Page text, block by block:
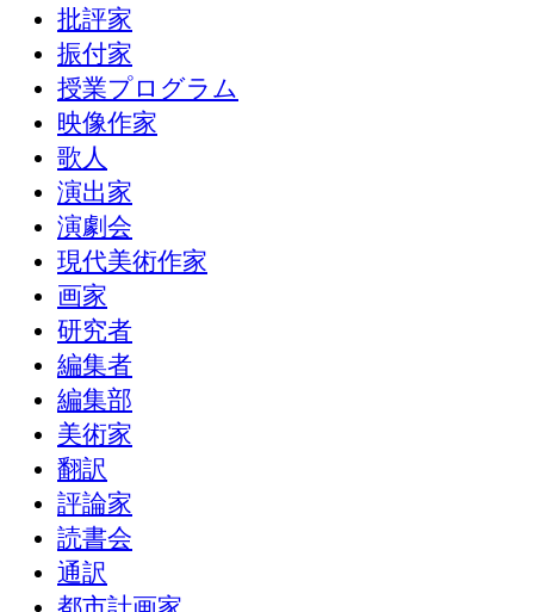
批評家
振付家
授業プログラム
映像作家
歌人
演出家
演劇会
現代美術作家
画家
研究者
編集者
編集部
美術家
翻訳
評論家
読書会
通訳